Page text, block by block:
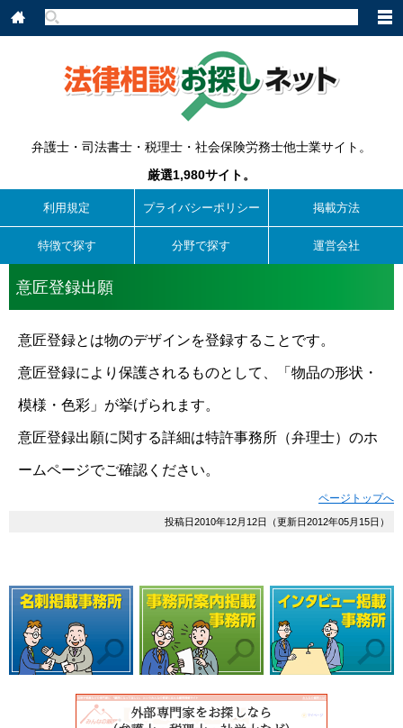
弁護士・司法書士・税理士・社会保険労務士他士業サイト。
厳選1,980サイト。
利用規定 プライバシーポリシー 掲載方法
特徴で探す 分野で探す 運営会社
意匠登録出願
意匠登録とは物のデザインを登録することです。
意匠登録により保護されるものとして、「物品の形状・
模様・色彩」が挙げられます。
意匠登録出願に関する詳細は特許事務所（弁理士）のホ
ームページでご確認ください。
ページトップへ
投稿日2010年12月12日（更新日2012年05月15日）